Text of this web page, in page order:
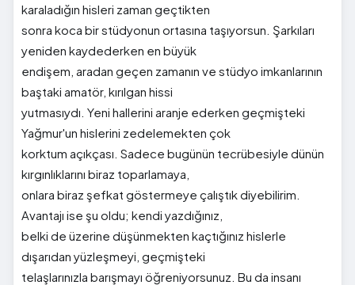
karaladığın hisleri zaman geçtikten
sonra koca bir stüdyonun ortasına taşıyorsun. Şarkıları
yeniden kaydederken en büyük
endişem, aradan geçen zamanın ve stüdyo imkanlarının
baştaki amatör, kırılgan hissi
yutmasıydı. Yeni hallerini aranje ederken geçmişteki
Yağmur'un hislerini zedelemekten çok
korktum açıkçası. Sadece bugünün tecrübesiyle dünün
kırgınlıklarını biraz toparlamaya,
onlara biraz şefkat göstermeye çalıştık diyebilirim.
Avantajı ise şu oldu; kendi yazdığınız,
belki de üzerine düşünmekten kaçtığınız hislerle
dışarıdan yüzleşmeyi, geçmişteki
telaşlarınızla barışmayı öğreniyorsunuz. Bu da insanı